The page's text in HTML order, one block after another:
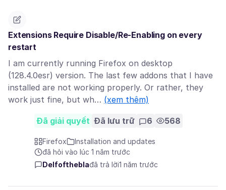
Extensions Require Disable/Re-Enabling on every
restart
I am currently running Firefox on desktop
(128.4.0esr) version. The last few addons that I have
installed are not working properly. Or rather, they
work just fine, but wh… (xem thêm)
Đã giải quyết Đã lưu trữ 6 568
Firefox
Installation and updates
đã hỏi vào lúc 1 năm trước
Delfoftheblađã trả lời1 năm trước